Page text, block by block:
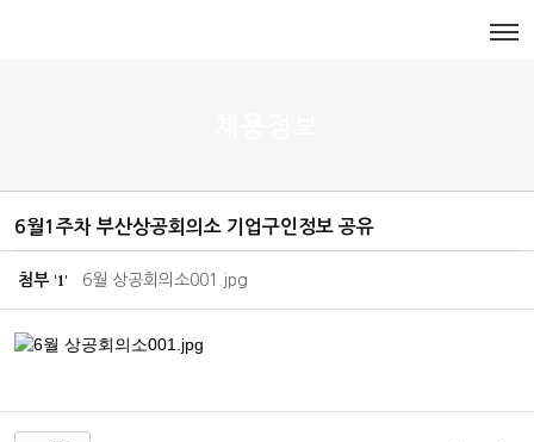
6월1주차 부산상공회의소 기업구인정보 공유
첨부 '1' 6월 상공회의소001.jpg